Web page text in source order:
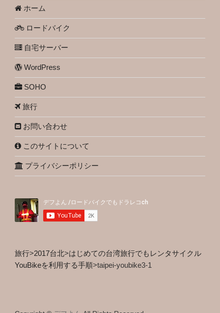
ホーム
ロードバイク
自宅サーバー
WordPress
SOHO
旅行
お問い合わせ
このサイトについて
プライバシーポリシー
旅行>2017台北>はじめての台湾旅行でもレンタサイクル
YouBikeを利用する手順>taipei-youbike3-1